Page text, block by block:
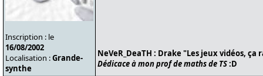
Inscription : le
16/08/2002
Localisation :Grande-
synthe
NeVeR_DeaTH : Drake "Les jeux vidéos,
Dédicace à mon prof de maths de TS:D